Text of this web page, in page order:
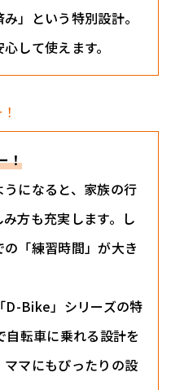
」という特別設計。
して使えます。
！
になると、家族の行
方も充実します。し
「練習時間」が大き
D-Bike」シリーズの特
転車に乗れる設計を
マにもぴったりの設